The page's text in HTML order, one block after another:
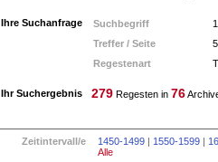
Ihre Suchanfrage Suchbegriff
Treffer / Seite
Regestenart
Ihr Suchergebnis 279 Regesten in 76
Zeitintervall/e 1450-1499 | 1550-1599 |
Alle